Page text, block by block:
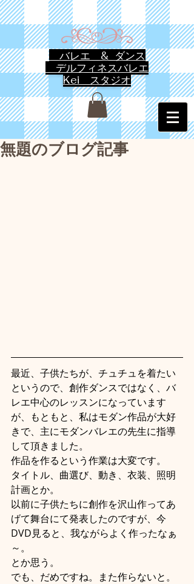
バレエ & ダンス
デルフィネスバレエ
Kei スタジオ
無題のブログ記事
最近、子供たちが、チュチュを着たい
というので、創作ダンスではなく、バ
レエ中心のレッスンになっています
が、もともと、私はモダン作品が大好
きで、主にモダンバレエの先生に指導
して頂きました。
作品を作るという作業は大変です。
タイトル、曲選び、動き、衣装、照明
計画とか。
以前に子供たちに創作を沢山作ってあ
げて舞台にて発表したのですが、今
DVD見ると、我ながらよく作ったなぁ
～。
とか思う。
でも、だめですね。また作らないと。